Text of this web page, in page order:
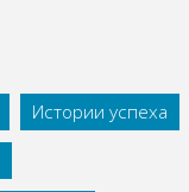
Истории успеха